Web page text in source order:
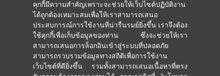
คุกกี้มีความสำคัญเพราะจะช่วยให้เว็บไซต์ปฏิบัติงาน
ได้ถูกต้องเหมาะสมเพื่อให้เราสามารถเสนอ
ประสบการณ์การใช้งานที่น่ารื่นรมย์ยิ่งขึ้น เราจึงต้อง
ใช้คุกกี้เพื่อเก็บข้อมูลของท่าน ซึ่งจะช่วยให้เรา
สามารถเสนอการล็อกอินเข้าสู่ระบบที่ปลอดภัย
สามารถรวบรวมข้อมูลทางสถิติเพื่อการใช้งาน
เว็บไซต์ที่ดียิ่งขึ้น รวมทั้งสามารถเสนอเนื้อหาที่ตรง